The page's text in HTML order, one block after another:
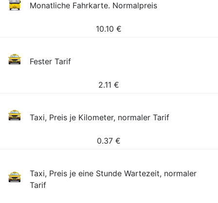
Monatliche Fahrkarte. Normalpreis
10.10 €
Fester Tarif
2.11 €
Taxi, Preis je Kilometer, normaler Tarif
0.37 €
Taxi, Preis je eine Stunde Wartezeit, normaler
Tarif